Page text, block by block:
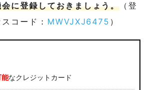
に登録しておきましょう。 （登
コード： MWVJXJ6475 ）
能なクレジットカード